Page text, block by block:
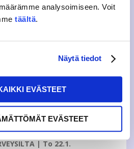
analysoimiseen. Voit
täältä.
Näytä tiedot
EVÄSTEET
EVÄSTEET
PUHELIMEESI | Ke 21.1.
Training Apps tuo puhelimeesi ja
ilmaisen treenin. Treenaa
mutta tehokkaasti ja nopeasti.
| To 22.1.